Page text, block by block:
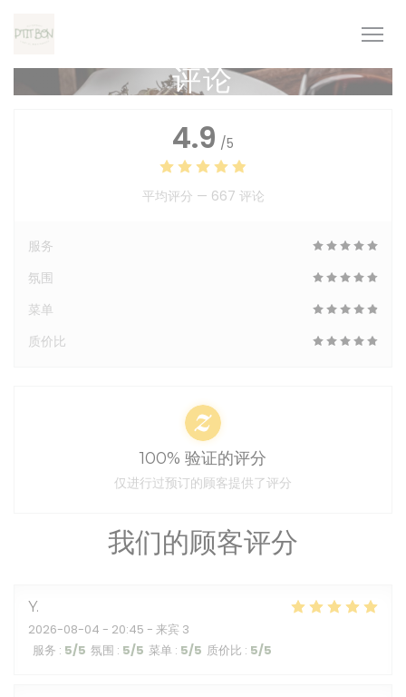
评论
我们的顾客评分
Y
2026-08-04 - 20:45 - 来宾 3
服务 : 5/5 氛围 : 5/5 菜单 : 5/5 质价比 : 5/5
4.9 /5
平均评分 — 667 评论
服务
氛围
菜单
质价比
100% 验证的评分
仅进行过预订的顾客提供了评分